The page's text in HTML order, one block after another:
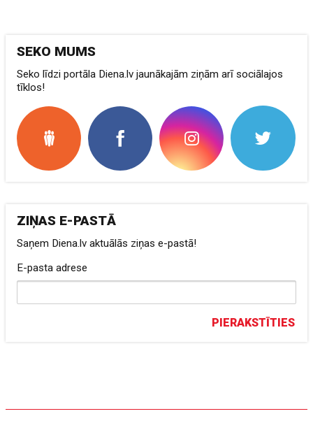
SEKO MUMS
Seko līdzi portāla Diena.lv jaunākajām ziņām arī sociālajos
tīklos!
ZIŅAS E-PASTĀ
Saņem Diena.lv aktuālās ziņas e-pastā!
E-pasta adrese
PIERAKSTĪTIES